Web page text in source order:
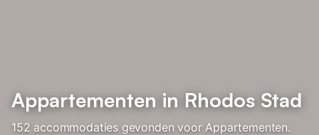
Appartementen in Rhodos Stad
152 accommodaties gevonden voor Appartementen.